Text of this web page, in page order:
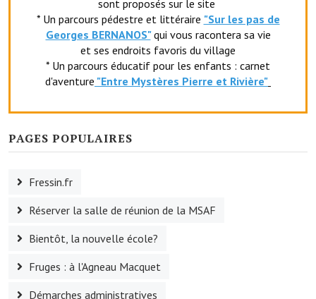
Les foulées Fressinoises
Fêtes et manifestations
Le calendrier annuel
Liste et coordonnées des associations
TOURISME, PATRIMOINE
Fressin, ville d'histoire
L'église
Les panneaux du patrimoine
Le château
Georges Bernanos
sont proposés sur le site
* Un parcours pédestre et littéraire "Sur les pas de
Georges BERNANOS" qui vous racontera sa vie
et ses endroits favoris du village
* Un parcours éducatif pour les enfants : carnet
d'aventure "Entre Mystères Pierre et Rivière"
PAGES POPULAIRES
Fressin.fr
Réserver la salle de réunion de la MSAF
Bientôt, la nouvelle école?
Fruges : à l'Agneau Macquet
Démarches administratives